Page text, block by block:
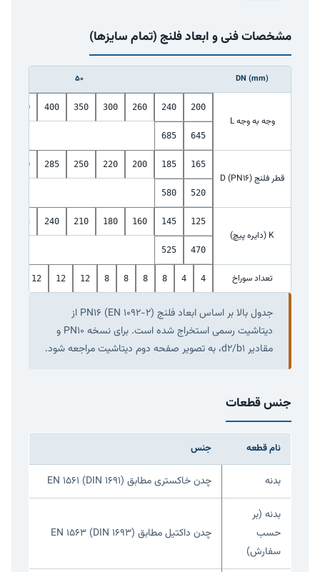
مشخصات فنی و ابعاد فلنج (تمام سایزها)
DN (mm)
50
وجه به وجه L
200
240
260
300
350
400
500
645
685
قطر فلنج D (PN16)
165
185
200
220
250
285
340
520
580
K (دایره پیچ)
125
145
160
180
210
240
295
470
525
تعداد سوراخ 4
4
8
8
8
8
12
12
12
جدول بالا بر اساس ابعاد فلنج PN16 (EN 1092-2) از
دیتاشیت رسمی استخراج شده است. برای نسخه PN10 و
مقادیر d2/b1، به تصویر صفحه دوم دیتاشیت مراجعه شود.
جنس قطعات
نام قطعه جنس
بدنه چدن خاکستری مطابق EN 1561 (DIN 1691)
بدنه (بر
حسب
سفارش)
چدن داکتیل مطابق EN 1563 (DIN 1693)